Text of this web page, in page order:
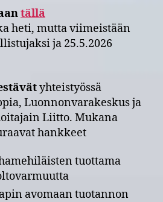
tällä
heti, mutta viimeistään
ja 25.5.2026
yhteistyössä
Luonnonvarakeskus ja
Liitto. Mukana
hankkeet
tuottama
avomaan tuotannon